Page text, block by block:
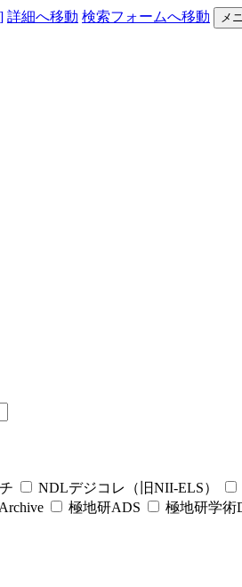
詳細へ移動 検索フォームへ移動 メ
NDLデジコレ（旧NII-ELS）
極地研ADS 極地研学術